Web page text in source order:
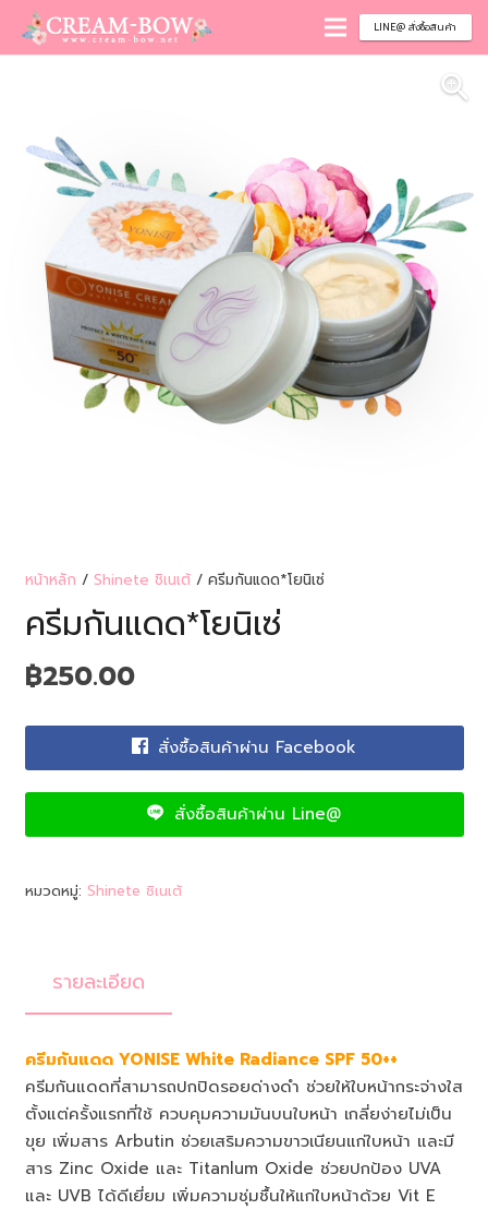
LINE@ สั่งซื้อสินค้า
หน้าหลัก / Shinete ชิเนเต้/ ครีมกันแดด*โยนิเซ่
ครีมกันแดด*โยนิเซ่
฿250.00
สั่งซื้อสินค้าผ่าน Facebook
สั่งซื้อสินค้าผ่าน Line@
หมวดหมู่: Shinete ชิเนเต้
รายละเอียด
ครีมกันแดด YONISE White Radiance SPF 50++
ครีมกันแดดที่สามารถปกปิดรอยด่างดำ ช่วยให้ใบหน้ากระจ่างใส
ตั้งแต่ครั้งแรกที่ใช้ ควบคุมความมันบนใบหน้า เกลี่ยง่ายไม่เป็น
ขุย เพิ่มสาร Arbutin ช่วยเสริมความขาวเนียนแก่ใบหน้า และมี
สาร Zinc Oxide และ Titanlum Oxide ช่วยปกป้อง UVA
และ UVB ได้ดีเยี่ยม เพิ่มความชุ่มชื้นให้แก่ใบหน้าด้วย Vit E